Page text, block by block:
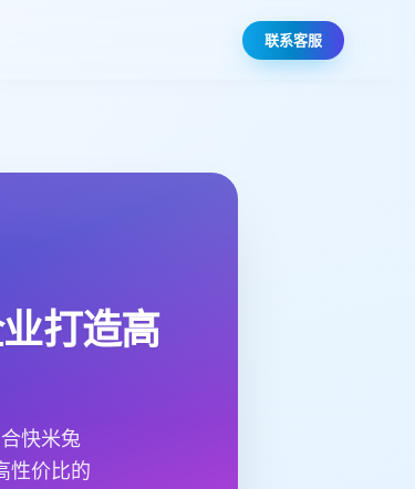
联系客服
打造高
快米兔
性价比的